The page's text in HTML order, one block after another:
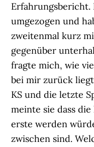
umgezogen und
zweitenmal kurz
gegenüber
fragte mich, wie
bei mir zurück
KS und die letzte
meinte sie dass
erste werden
zwischen sind.